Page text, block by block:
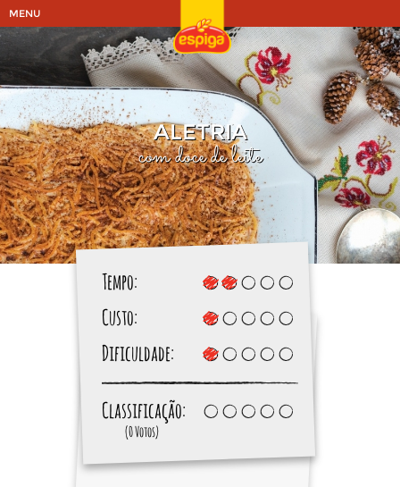
MENU
ALETRIA
com doce de leite
Tempo:
Custo:
Dificuldade:
Classificação:
(0 Votos)